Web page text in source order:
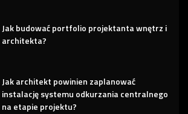
Jak budować portfolio projektanta wnętrz i
architekta?
Jak architekt powinien zaplanować
instalację systemu odkurzania centralnego
na etapie projektu?